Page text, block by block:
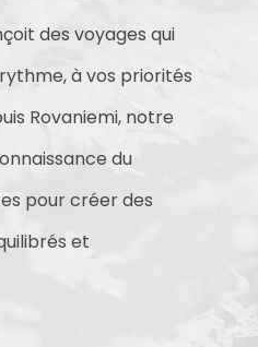
des voyages qui
à vos priorités
Rovaniemi, notre
du
pour créer des
et